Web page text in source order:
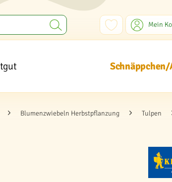
Mein
Blumenzwiebeln Herbstpflanzung Tulpen